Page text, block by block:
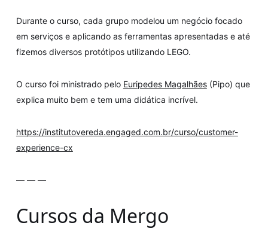
Durante o curso, cada grupo modelou um negócio focado
em serviços e aplicando as ferramentas apresentadas e até
fizemos diversos protótipos utilizando LEGO.
O curso foi ministrado pelo Euripedes Magalhães(Pipo) que
explica muito bem e tem uma didática incrível.
https://institutovereda.engaged.com.br/curso/customer-
experience-cx
— — —
Cursos da Mergo